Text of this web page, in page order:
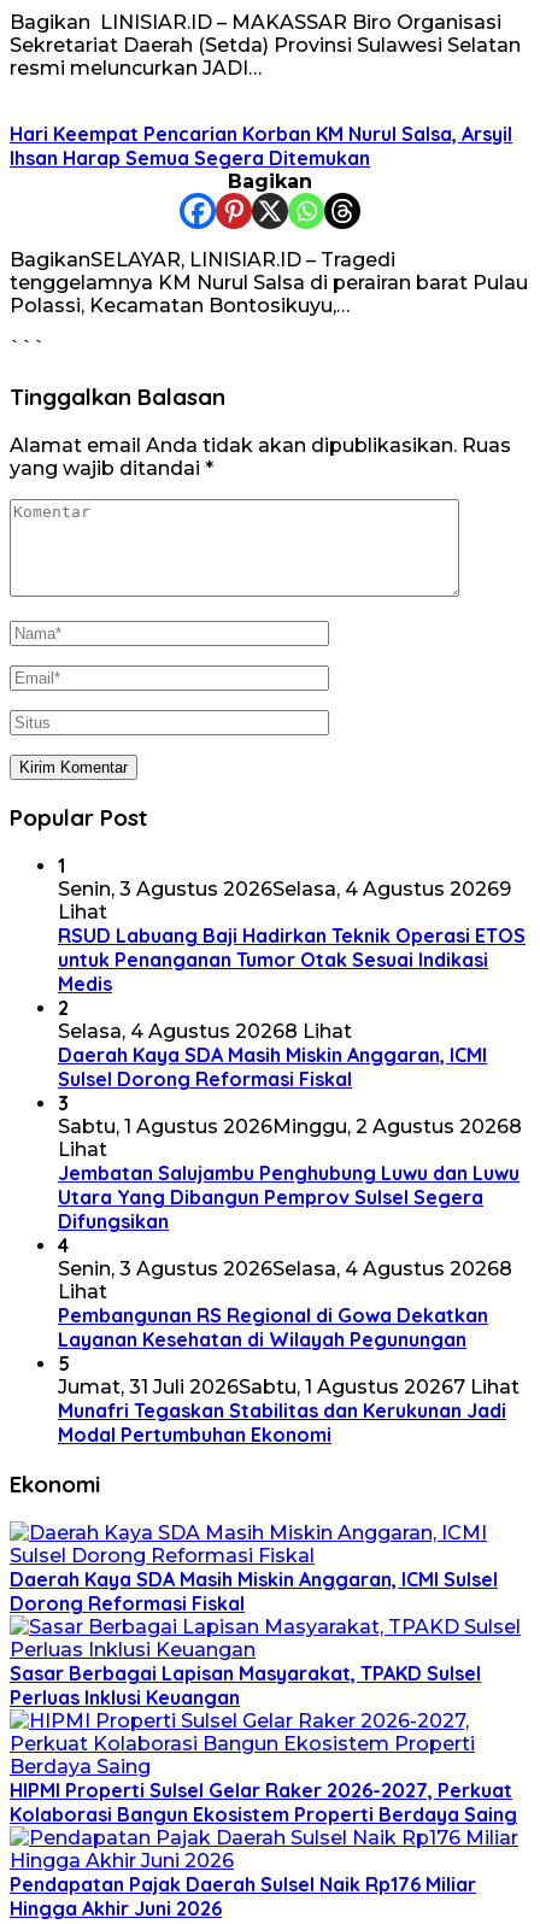
Bagikan LINISIAR.ID – MAKASSAR Biro Organisasi
Sekretariat Daerah (Setda) Provinsi Sulawesi Selatan
resmi meluncurkan JADI…
Hari Keempat Pencarian Korban KM Nurul Salsa, Arsyil
Ihsan Harap Semua Segera Ditemukan
Bagikan
BagikanSELAYAR, LINISIAR.ID – Tragedi
tenggelamnya KM Nurul Salsa di perairan barat Pulau
Polassi, Kecamatan Bontosikuyu,…
```
Tinggalkan Balasan
Alamat email Anda tidak akan dipublikasikan. Ruas
yang wajib ditandai *
Popular Post
1
Senin, 3 Agustus 2026Selasa, 4 Agustus 20269
Lihat
RSUD Labuang Baji Hadirkan Teknik Operasi ETOS
untuk Penanganan Tumor Otak Sesuai Indikasi
Medis
2
Selasa, 4 Agustus 20268 Lihat
Daerah Kaya SDA Masih Miskin Anggaran, ICMI
Sulsel Dorong Reformasi Fiskal
3
Sabtu, 1 Agustus 2026Minggu, 2 Agustus 20268
Lihat
Jembatan Salujambu Penghubung Luwu dan Luwu
Utara Yang Dibangun Pemprov Sulsel Segera
Difungsikan
4
Senin, 3 Agustus 2026Selasa, 4 Agustus 20268
Lihat
Pembangunan RS Regional di Gowa Dekatkan
Layanan Kesehatan di Wilayah Pegunungan
5
Jumat, 31 Juli 2026Sabtu, 1 Agustus 20267 Lihat
Munafri Tegaskan Stabilitas dan Kerukunan Jadi
Modal Pertumbuhan Ekonomi
Ekonomi
Daerah Kaya SDA Masih Miskin Anggaran, ICMI Sulsel
Dorong Reformasi Fiskal
Sasar Berbagai Lapisan Masyarakat, TPAKD Sulsel
Perluas Inklusi Keuangan
HIPMI Properti Sulsel Gelar Raker 2026-2027, Perkuat
Kolaborasi Bangun Ekosistem Properti Berdaya Saing
Pendapatan Pajak Daerah Sulsel Naik Rp176 Miliar
Hingga Akhir Juni 2026